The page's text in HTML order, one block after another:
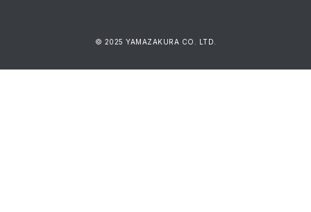
© 2025 YAMAZAKURA CO. LTD.